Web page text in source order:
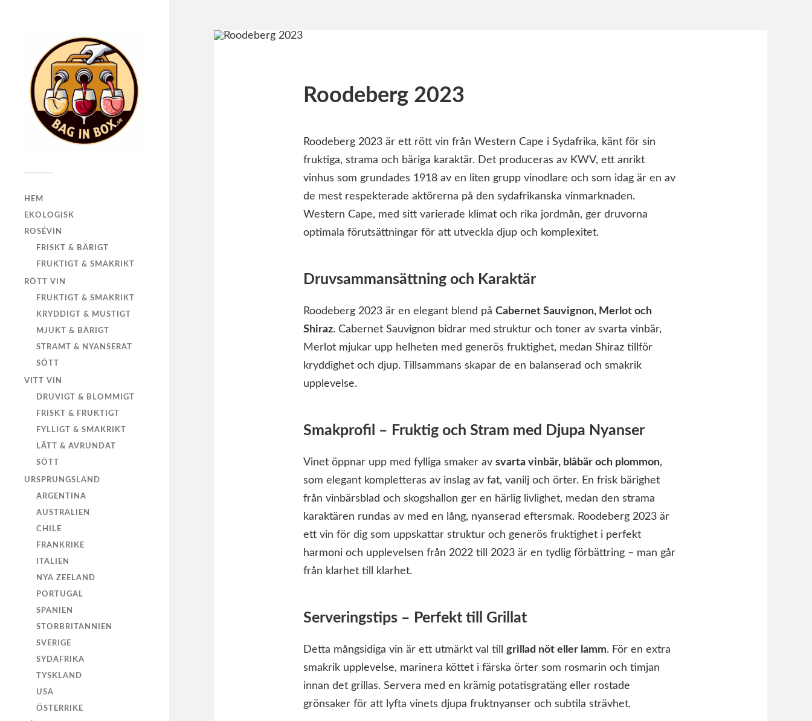
HEM
EKOLOGISK
ROSÉVIN
FRISKT & BÄRIGT
FRUKTIGT & SMAKRIKT
RÖTT VIN
FRUKTIGT & SMAKRIKT
KRYDDIGT & MUSTIGT
MJUKT & BÄRIGT
STRAMT & NYANSERAT
SÖTT
VITT VIN
DRUVIGT & BLOMMIGT
FRISKT & FRUKTIGT
FYLLIGT & SMAKRIKT
LÄTT & AVRUNDAT
SÖTT
URSPRUNGSLAND
ARGENTINA
AUSTRALIEN
CHILE
FRANKRIKE
ITALIEN
NYA ZEELAND
PORTUGAL
SPANIEN
STORBRITANNIEN
SVERIGE
SYDAFRIKA
TYSKLAND
USA
ÖSTERRIKE
Roodeberg 2023
Roodeberg 2023 är ett rött vin från Western Cape i Sydafrika, känt för sin
fruktiga, strama och bäriga karaktär. Det produceras av KWV, ett anrikt
vinhus som grundades 1918 av en liten grupp vinodlare och som idag är en av
de mest respekterade aktörerna på den sydafrikanska vinmarknaden.
Western Cape, med sitt varierade klimat och rika jordmån, ger druvorna
optimala förutsättningar för att utveckla djup och komplexitet.
Druvsammansättning och Karaktär
Roodeberg 2023 är en elegant blend på Cabernet Sauvignon, Merlot och
Shiraz. Cabernet Sauvignon bidrar med struktur och toner av svarta vinbär,
Merlot mjukar upp helheten med generös fruktighet, medan Shiraz tillför
kryddighet och djup. Tillsammans skapar de en balanserad och smakrik
upplevelse.
Smakprofil – Fruktig och Stram med Djupa Nyanser
Vinet öppnar upp med fylliga smaker av svarta vinbär, blåbär och plommon,
som elegant kompletteras av inslag av fat, vanilj och örter. En frisk bärighet
från vinbärsblad och skogshallon ger en härlig livlighet, medan den strama
karaktären rundas av med en lång, nyanserad eftersmak. Roodeberg 2023 är
ett vin för dig som uppskattar struktur och generös fruktighet i perfekt
harmoni och upplevelsen från 2022 till 2023 är en tydlig förbättring – man går
från klarhet till klarhet.
Serveringstips – Perfekt till Grillat
Detta mångsidiga vin är ett utmärkt val till grillad nöt eller lamm. För en extra
smakrik upplevelse, marinera köttet i färska örter som rosmarin och timjan
innan det grillas. Servera med en krämig potatisgratäng eller rostade
grönsaker för att lyfta vinets djupa fruktnyanser och subtila strävhet.